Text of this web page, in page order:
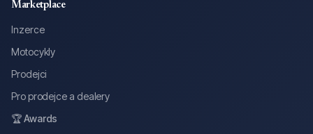
Marketplace
Inzerce
Motocykly
Prodejci
Pro prodejce a dealery
🏆 Awards